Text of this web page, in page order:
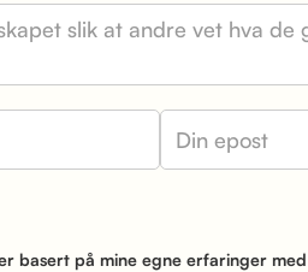
basert på mine egne erfaringer med